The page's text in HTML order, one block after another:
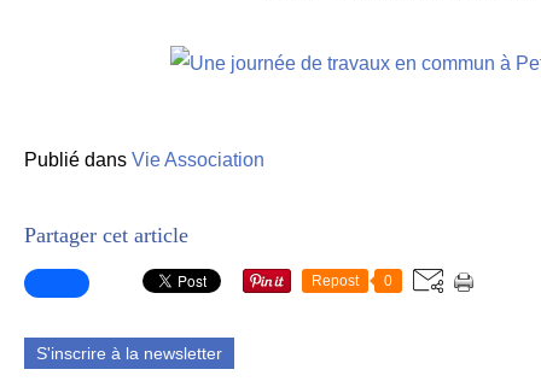
Publié dans Vie Association
Partager cet article
Repost 0
S'inscrire à la newsletter